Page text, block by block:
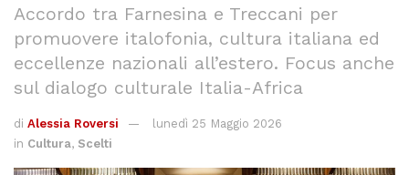
Accordo tra Farnesina e Treccani per
promuovere italofonia, cultura italiana ed
eccellenze nazionali all’estero. Focus anche
sul dialogo culturale Italia-Africa
di Alessia Roversi
lunedì 25 Maggio 2026
in Cultura, Scelti